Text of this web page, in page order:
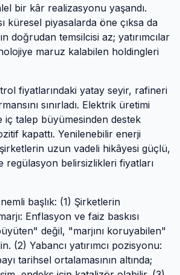
bir kâr realizasyonu yaşandı.
küresel piyasalarda öne çıksa da
doğrudan temsilcisi az; yatırımcılar
maruz kalabilen holdingleri
fiyatlarındaki yatay seyir, rafineri
sınırladı. Elektrik üretimi
iç talep büyümesinden destek
kapattı. Yenilenebilir enerji
şirketlerin uzun vadeli hikâyesi güçlü,
regülasyon belirsizlikleri fiyatları
başlık: (1) Şirketlerin
Enflasyon ve faiz baskısı
değil, "marjını koruyabilen"
(2) Yabancı yatırımcı pozisyonu:
tarihsel ortalamasının altında;